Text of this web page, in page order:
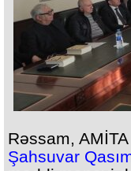
Rəssam,
Şahsuvar